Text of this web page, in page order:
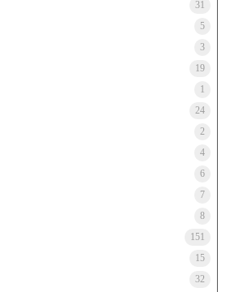
31
5
3
19
1
24
2
4
6
7
8
151
15
32